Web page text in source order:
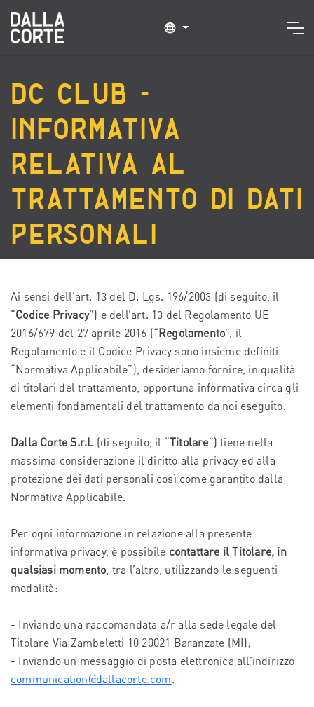
DC Club -
Informativa
relativa al
trattamento di dati
personali
Ai sensi dell’art. 13 del D. Lgs. 196/2003 (di seguito, il
“Codice Privacy”) e dell’art. 13 del Regolamento UE
2016/679 del 27 aprile 2016 (“Regolamento”, il
Regolamento e il Codice Privacy sono insieme definiti
“Normativa Applicabile”), desideriamo fornire, in qualità
di titolari del trattamento, opportuna informativa circa gli
elementi fondamentali del trattamento da noi eseguito.
Dalla Corte S.r.L(di seguito, il “Titolare”) tiene nella
massima considerazione il diritto alla privacy ed alla
protezione dei dati personali così come garantito dalla
Normativa Applicabile.
Per ogni informazione in relazione alla presente
informativa privacy, è possibile contattare il Titolare, in
qualsiasi momento, tra l’altro, utilizzando le seguenti
modalità:
- Inviando una raccomandata a/r alla sede legale del
Titolare Via Zambeletti 10 20021 Baranzate (MI);
- Inviando un messaggio di posta elettronica all’indirizzo
communication@dallacorte.com.